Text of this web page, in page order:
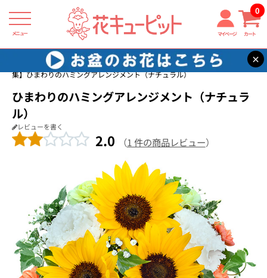
メニュー マイページ カート
0
×
花キューピット ひまわり ギフト・プレゼント特集2026
【ひまわり特
集】ひまわりのハミングアレンジメント（ナチュラル）
ひまわりのハミングアレンジメント（ナチュラ
ル）
レビューを書く
2.0 （1 件の商品レビュー）